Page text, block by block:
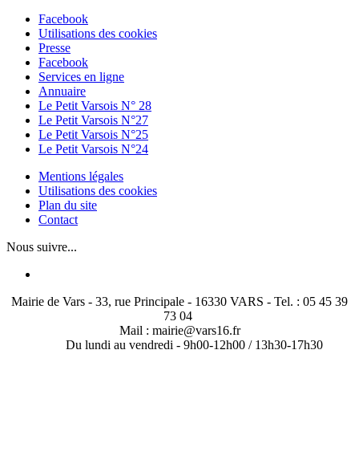
Facebook
Utilisations des cookies
Presse
Facebook
Services en ligne
Annuaire
Le Petit Varsois N° 28
Le Petit Varsois N°27
Le Petit Varsois N°25
Le Petit Varsois N°24
Mentions légales
Utilisations des cookies
Plan du site
Contact
Nous suivre...
Mairie de Vars - 33, rue Principale - 16330 VARS - Tel. : 05 45 39
73 04
Mail : mairie@vars16.fr
Du lundi au vendredi - 9h00-12h00 / 13h30-17h30